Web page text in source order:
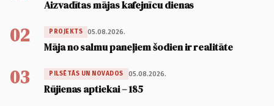
Aizvadītas mājas kafejnīcu dienas
02 PROJEKTS 05.08.2026.
Māja no salmu paneļiem šodien ir realitāte
03 PILSĒTĀS UN NOVADOS 05.08.2026.
Rūjienas aptiekai – 185